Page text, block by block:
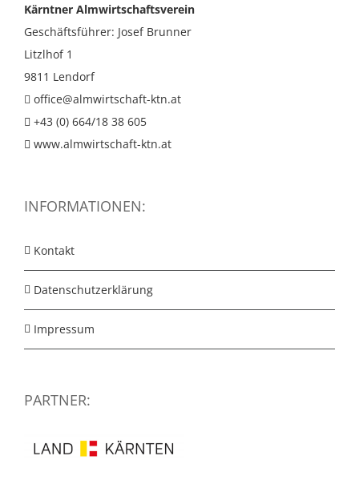
Kärntner Almwirtschaftsverein
Geschäftsführer: Josef Brunner
Litzlhof 1
9811 Lendorf
office@almwirtschaft-ktn.at
+43 (0) 664/18 38 605
www.almwirtschaft-ktn.at
INFORMATIONEN:
Kontakt
Datenschutzerklärung
Impressum
PARTNER: